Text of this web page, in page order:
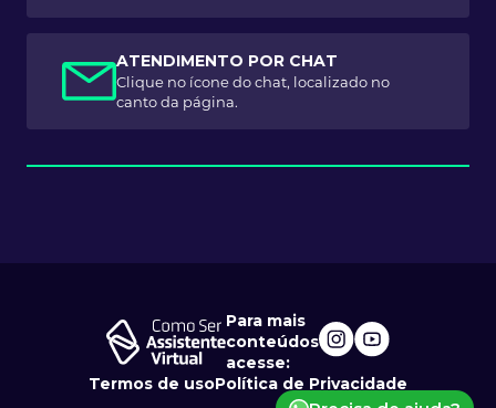
ATENDIMENTO POR CHAT
Clique no ícone do chat, localizado no
canto da página.
Para mais
conteúdos
acesse:
Termos de usoPolítica de Privacidade